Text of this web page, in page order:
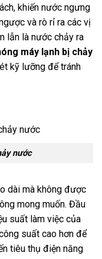
khiến nước ngưng
và rò rỉ ra các vị
lẫn là nước chảy ra
máy lạnh bị chảy
kỹ lưỡng để tránh
nước
dài mà không được
mong muốn. Đầu
suất làm việc của
suất cao hơn để
tiêu thụ điện năng